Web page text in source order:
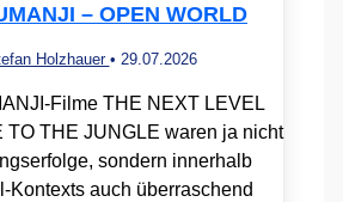
– OPEN WORLD
Holzhauer• 29.07.2026
Filme THE NEXT LEVEL
TO THE JUNGLE waren ja nicht
sondern innerhalb
Kontexts auch überraschend